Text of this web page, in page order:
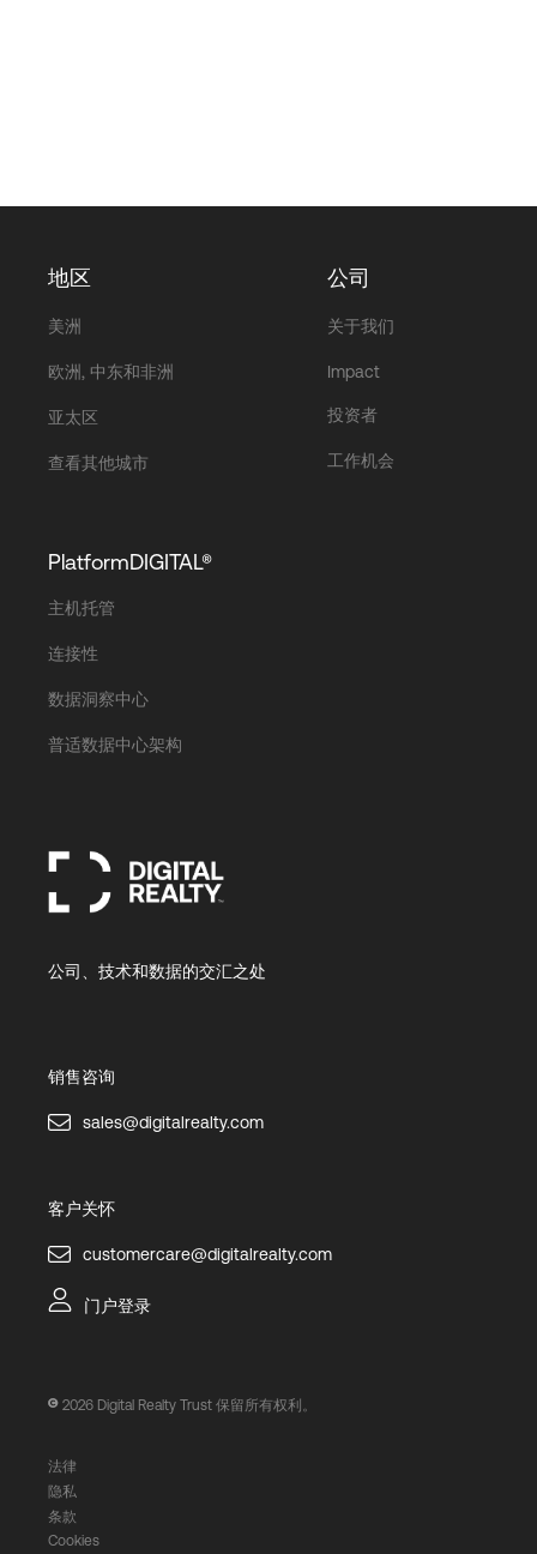
地区
美洲
欧洲, 中东和非洲
亚太区
查看其他城市
公司
关于我们
Impact
投资者
工作机会
PlatformDIGITAL®
主机托管
连接性
数据洞察中心
普适数据中心架构
公司、技术和数据的交汇之处
销售咨询
sales@digitalrealty.com
客户关怀
customercare@digitalrealty.com
门户登录
2026 Digital Realty Trust 保留所有权利。
法律
隐私
条款
Cookies